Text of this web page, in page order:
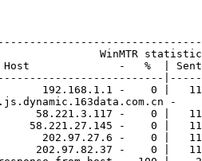
WinMTR
-   %  | Sent |
192.168.1.1 -    0 |
58.221.3.117 -    0 |
-    0 |
202.97.27.6 -    0 |
-    0 |